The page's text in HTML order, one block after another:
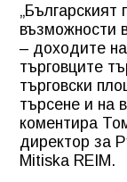
„Българският
възможности
– доходите
търговците
търговски
търсене и на
коментира
директор за
Mitiska REIM.